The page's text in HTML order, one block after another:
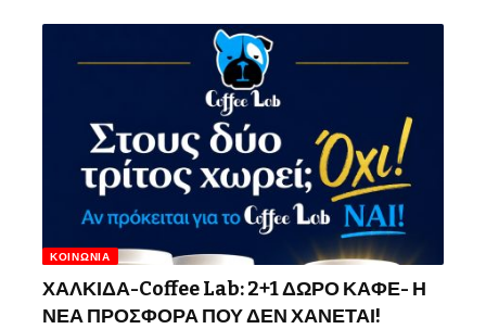
ΚΟΙΝΩΝΊΑ
ΧΑΛΚΙΔΑ-Coffee Lab: 2+1 ΔΩΡΟ ΚΑΦΕ- Η
ΝΕΑ ΠΡΟΣΦΟΡΑ ΠΟΥ ΔΕΝ ΧΑΝΕΤΑΙ!